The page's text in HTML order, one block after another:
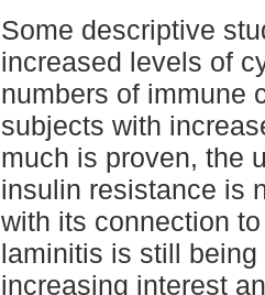
Some descriptive
increased levels of
numbers of immune
subjects with
much is proven, the
insulin resistance is
with its connection
laminitis is still
increasing interest